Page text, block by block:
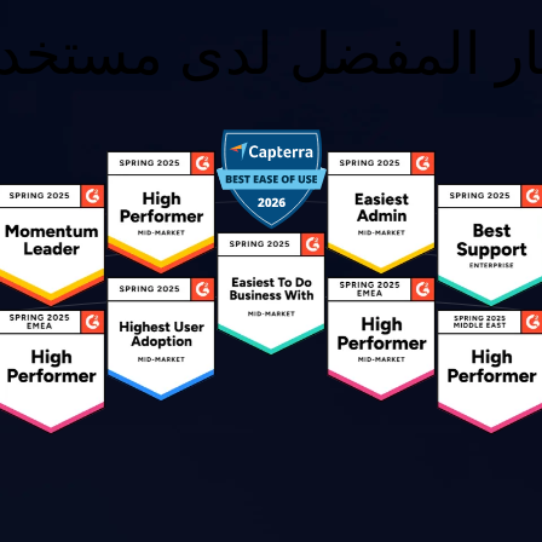
المفضل لدى